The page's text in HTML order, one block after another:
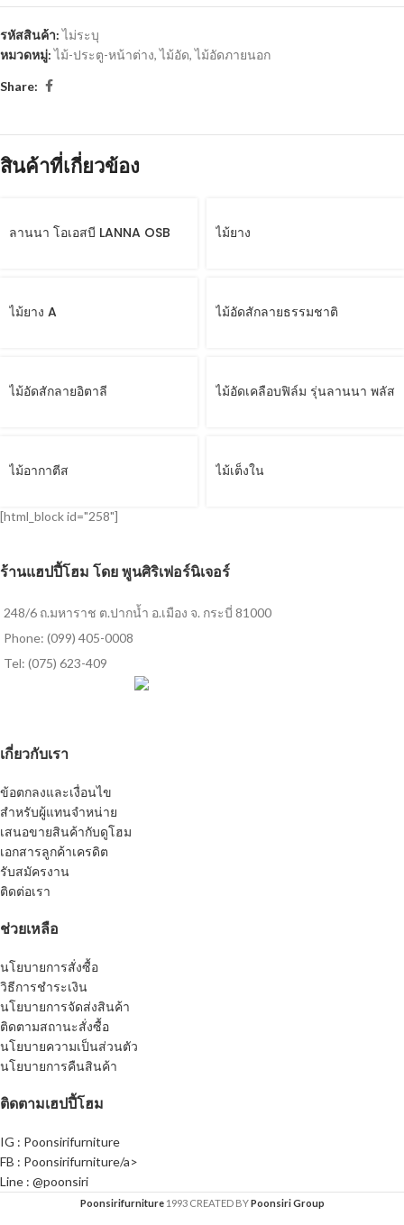
รหัสสินค้า:ไม่ระบุ
หมวดหมู่: ไม้-ประตู-หน้าต่าง, ไม้อัด, ไม้อัดภายนอก
Share:
สินค้าที่เกี่ยวข้อง
ลานนา โอเอสบี LANNA OSB ไม้ยาง
ไม้ยาง A ไม้อัดสักลายธรรมชาติ
ไม้อัดสักลายอิตาลี ไม้อัดเคลือบฟิล์ม รุ่นลานนา พลัส
ไม้อากาตีส ไม้เต็งใน
[html_block id="258"]
ร้านแฮปปี้โฮม โดย พูนศิริเฟอร์นิเจอร์
248/6 ถ.มหาราช ต.ปากน้ำ อ.เมือง จ. กระบี่ 81000
Phone: (099) 405-0008
Tel: (075) 623-409
เกี่ยวกับเรา
ข้อตกลงและเงื่อนไข
สำหรับผู้แทนจำหน่าย
เสนอขายสินค้ากับดูโฮม
เอกสารลูกค้าเครดิต
รับสมัครงาน
ติดต่อเรา
ช่วยเหลือ
นโยบายการสั่งซื้อ
วิธีการชำระเงิน
นโยบายการจัดส่งสินค้า
ติดตามสถานะสั่งซื้อ
นโยบายความเป็นส่วนตัว
นโยบายการคืนสินค้า
ติดตามเฮปปี้โฮม
IG : Poonsirifurniture
FB : Poonsirifurniture/a>
Line : @poonsiri
Poonsirifurniture 1993 CREATED BYPoonsiri Group